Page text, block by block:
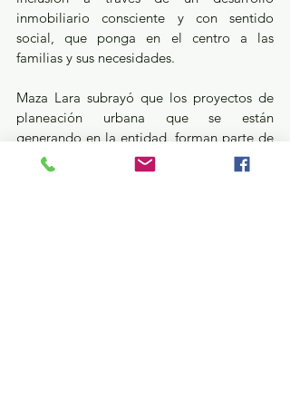
inmobiliario consciente y con sentido
social, que ponga en el centro a las
familias y sus necesidades.
Maza Lara subrayó que los proyectos de
planeación urbana que se están
generando en la entidad, forman parte de
las acciones del Gobierno de la Maestra
Delfina Gómez con las que se alinea a la